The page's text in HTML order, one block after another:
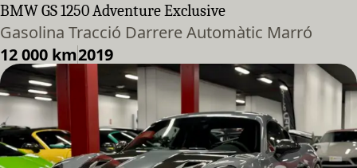
BMW GS 1250 Adventure Exclusive
Gasolina Tracció Darrere Automàtic Marró
12 000 km2019